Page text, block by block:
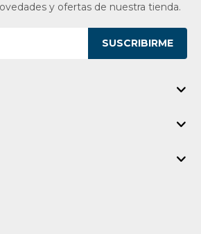
y ofertas de nuestra tienda.
SUSCRIBIRME